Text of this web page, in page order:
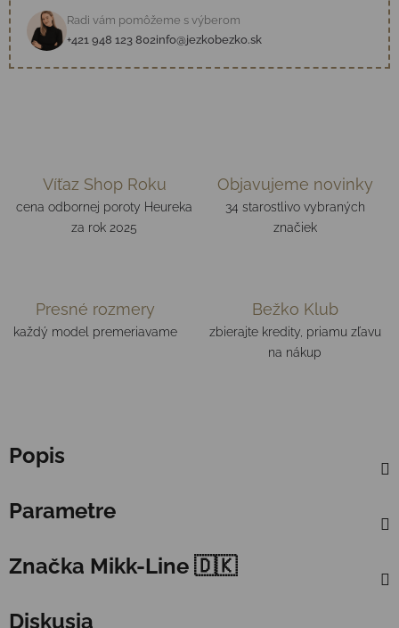
Radi vám pomôžeme s výberom
+421 948 123 802info@jezkobezko.sk
Víťaz Shop Roku
cena odbornej poroty Heureka
za rok 2025
Objavujeme novinky
34 starostlivo vybraných
značiek
Presné rozmery
každý model premeriavame
Bežko Klub
zbierajte kredity, priamu zľavu
na nákup
Popis
Parametre
Značka Mikk-Line 🇩🇰
Diskusia